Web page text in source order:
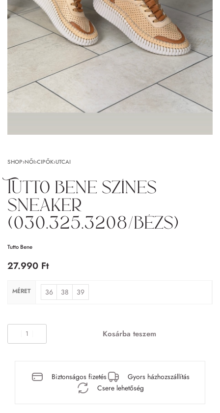
SHOP›NŐI›CIPŐK›UTCAI
Tutto bene színes
sneaker
(030.325.3208/bézs)
Tutto Bene
27.990 Ft
MÉRET 36 38 39
Kosárba teszem
Biztonságos fizetés
Gyors házhozszállítás
Csere lehetőség